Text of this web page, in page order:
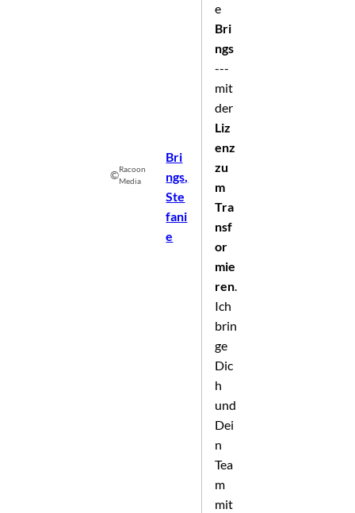
©Racoon
Media
Bri
ngs,
Ste
fani
e
e
Bri
ngs
---
mit
der
Liz
enz
zu
m
Tra
nsf
or
mie
ren.
Ich
brin
ge
Dic
h
und
Dei
n
Tea
m
mit